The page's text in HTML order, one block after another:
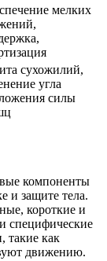
мелких
сухожилий,
угла
силы
компоненты
и защите тела.
короткие и
специфические
такие как
движению.